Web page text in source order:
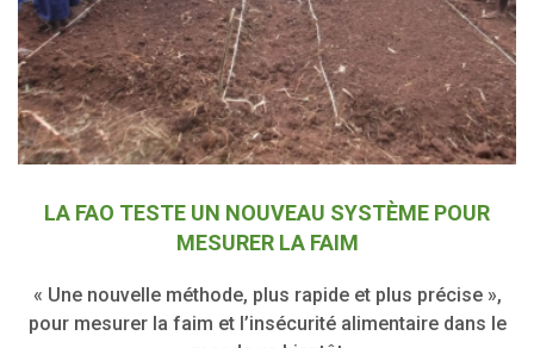
LA FAO TESTE UN NOUVEAU SYSTÈME POUR
MESURER LA FAIM
« Une nouvelle méthode, plus rapide et plus précise »,
pour mesurer la faim et l’insécurité alimentaire dans le